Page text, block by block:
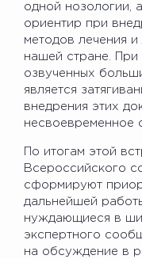
одной нозологии,
ориентир при
методов лечения
нашей стране. При
озвученных
является
внедрения этих
несвоевременное
По итогам этой
Всероссийского
сформируют
дальнейшей
нуждающиеся в
экспертного
на обсуждение в